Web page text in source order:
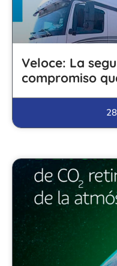
Veloce: La
compromiso